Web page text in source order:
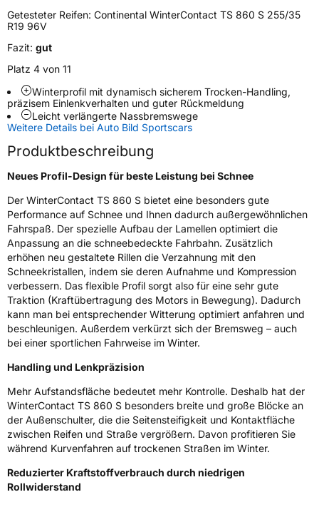
Elektro
Empfohlen für BMW
EU Label
EffizienzC
Rollgeräusch (Klasse)B
Rollgeräusch (dB)72
FahrzeugklasseC1
3PMSF / Schneeflockensymbol / Alpine-SymbolJa
EisgripNein
EPREL ID479557
Allgemeine Produktsicherheit (GPSR)
HerstellerkontaktContinental Reifen Deutschland GmbH
Continental-Plaza 1 30173 Hannover
Deutschland,
customerservice_tires@conti.de
Getesteter Reifen: Continental WinterContact TS 860 S 255/35
R19 96V
Fazit: gut
Platz 4 von 11
Winterprofil mit dynamisch sicherem Trocken-Handling,
präzisem Einlenkverhalten und guter Rückmeldung
Leicht verlängerte Nassbremswege
Weitere Details bei Auto Bild Sportscars
Produktbeschreibung
Neues Profil-Design für beste Leistung bei Schnee
Der WinterContact TS 860 S bietet eine besonders gute
Performance auf Schnee und Ihnen dadurch außergewöhnlichen
Fahrspaß. Der spezielle Aufbau der Lamellen optimiert die
Anpassung an die schneebedeckte Fahrbahn. Zusätzlich
erhöhen neu gestaltete Rillen die Verzahnung mit den
Schneekristallen, indem sie deren Aufnahme und Kompression
verbessern. Das flexible Profil sorgt also für eine sehr gute
Traktion (Kraftübertragung des Motors in Bewegung). Dadurch
kann man bei entsprechender Witterung optimiert anfahren und
beschleunigen. Außerdem verkürzt sich der Bremsweg – auch
bei einer sportlichen Fahrweise im Winter.
Handling und Lenkpräzision
Mehr Aufstandsfläche bedeutet mehr Kontrolle. Deshalb hat der
WinterContact TS 860 S besonders breite und große Blöcke an
der Außenschulter, die die Seitensteifigkeit und Kontaktfläche
zwischen Reifen und Straße vergrößern. Davon profitieren Sie
während Kurvenfahren auf trockenen Straßen im Winter.
Reduzierter Kraftstoffverbrauch durch niedrigen
Rollwiderstand